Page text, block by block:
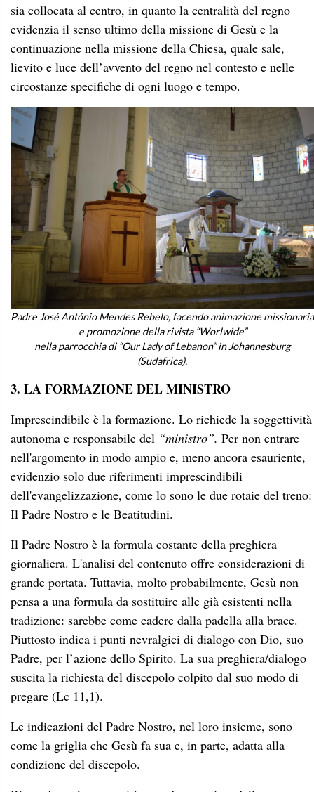
sia collocata al centro, in quanto la centralità del regno
evidenzia il senso ultimo della missione di Gesù e la
continuazione nella missione della Chiesa, quale sale,
lievito e luce dell’avvento del regno nel contesto e nelle
circostanze specifiche di ogni luogo e tempo.
Padre José António Mendes Rebelo, facendo animazione missionaria
e promozione della rivista “Worlwide”
nella parrocchia di “Our Lady of Lebanon” in Johannesburg
(Sudafrica).
3. LA FORMAZIONE DEL MINISTRO
Imprescindibile è la formazione. Lo richiede la soggettività
autonoma e responsabile del “ministro”. Per non entrare
nell'argomento in modo ampio e, meno ancora esauriente,
evidenzio solo due riferimenti imprescindibili
dell'evangelizzazione, come lo sono le due rotaie del treno:
Il Padre Nostro e le Beatitudini.
Il Padre Nostro è la formula costante della preghiera
giornaliera. L'analisi del contenuto offre considerazioni di
grande portata. Tuttavia, molto probabilmente, Gesù non
pensa a una formula da sostituire alle già esistenti nella
tradizione: sarebbe come cadere dalla padella alla brace.
Piuttosto indica i punti nevralgici di dialogo con Dio, suo
Padre, per l’azione dello Spirito. La sua preghiera/dialogo
suscita la richiesta del discepolo colpito dal suo modo di
pregare (Lc 11,1).
Le indicazioni del Padre Nostro, nel loro insieme, sono
come la griglia che Gesù fa sua e, in parte, adatta alla
condizione del discepolo.